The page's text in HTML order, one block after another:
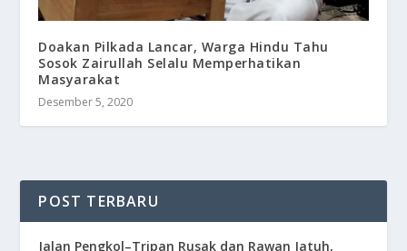
Doakan Pilkada Lancar, Warga Hindu Tahu
Sosok Zairullah Selalu Memperhatikan
Masyarakat
Desember 5, 2020
POST TERBARU
Jalan Pengkol–Tripan Rusak dan Rawan Jatuh,